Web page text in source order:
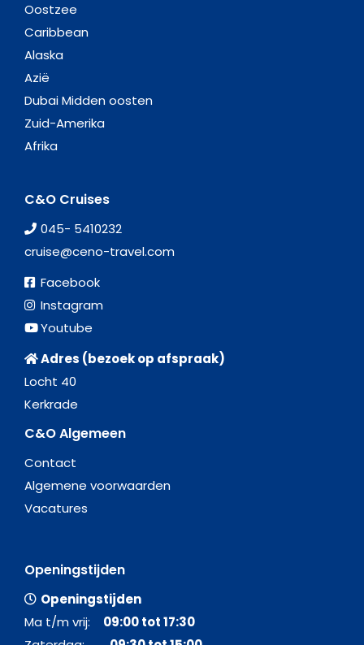
Oostzee
Caribbean
Alaska
Azië
Dubai Midden oosten
Zuid-Amerika
Afrika
C&O Cruises
045- 5410232
cruise@ceno-travel.com
Facebook
Instagram
Youtube
Adres (bezoek op afspraak)
Locht 40
Kerkrade
C&O Algemeen
Contact
Algemene voorwaarden
Vacatures
Openingstijden
Openingstijden
Ma t/m vrij: 09:00 tot 17:30